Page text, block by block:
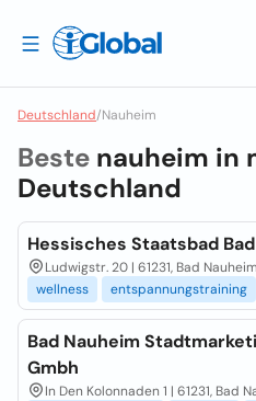
Deutschland/Nauheim
Beste nauheim in
Deutschland
Hessisches Staatsbad
Ludwigstr. 20 | 61231, Bad Nauheim
wellness
entspannungstraining
Bad Nauheim
Gmbh
In Den Kolonnaden 1 | 61231, Bad